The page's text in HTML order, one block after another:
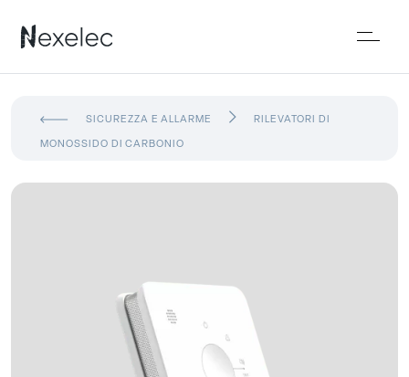
SICUREZZA E ALLARME RILEVATORI DI
MONOSSIDO DI CARBONIO